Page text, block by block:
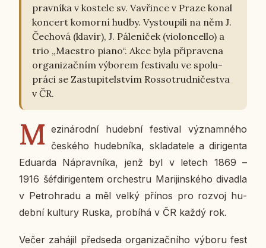
prav­ní­ka v kos­te­le sv. Va­vřin­ce v Praze konal
kon­cert ko­mor­ní hudby. Vy­stou­pi­li na něm J.
Če­cho­vá (klavír), J. Pá­le­ní­ček (vi­o­lon­cello) a
trio „Ma­estro piano“. Akce byla při­pra­ve­na
or­ga­ni­zač­ním vý­bo­rem fes­ti­va­lu ve spo­lu­
prá­ci se Za­stu­pi­tel­stvím Ros­so­trud­ni­čestva
v ČR.
M e­zi­ná­rod­ní hu­deb­ní fes­ti­val vý­znam­né­ho
čes­ké­ho hu­deb­ní­ka, skla­da­te­le a di­ri­gen­ta
Edu­ar­da Ná­prav­ní­ka, jenž byl v letech 1869 –
1916 šéf­di­ri­gen­tem or­chest­ru Ma­ri­jin­ské­ho di­va­dla
v Pe­t­ro­hra­du a měl velký přínos pro rozvoj hu­
deb­ní kul­tu­ry Ruska, pro­bí­há v ČR každý rok.
Večer za­há­jil před­se­da or­ga­ni­zač­ní­ho výboru fes­t